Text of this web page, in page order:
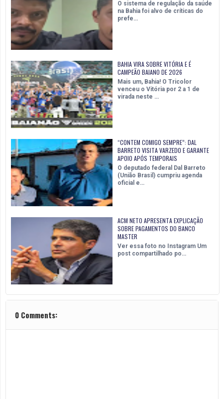
O sistema de regulação da saúde
na Bahia foi alvo de críticas do
prefe…
BAHIA VIRA SOBRE VITÓRIA E É
CAMPEÃO BAIANO DE 2026
Mais um, Bahia! O Tricolor
venceu o Vitória por 2 a 1 de
virada neste …
“CONTEM COMIGO SEMPRE”: DAL
BARRETO VISITA VARZEDO E GARANTE
APOIO APÓS TEMPORAIS
O deputado federal Dal Barreto
(União Brasil) cumpriu agenda
oficial e…
ACM NETO APRESENTA EXPLICAÇÃO
SOBRE PAGAMENTOS DO BANCO
MASTER
Ver essa foto no Instagram Um
post compartilhado po…
0 Comments: